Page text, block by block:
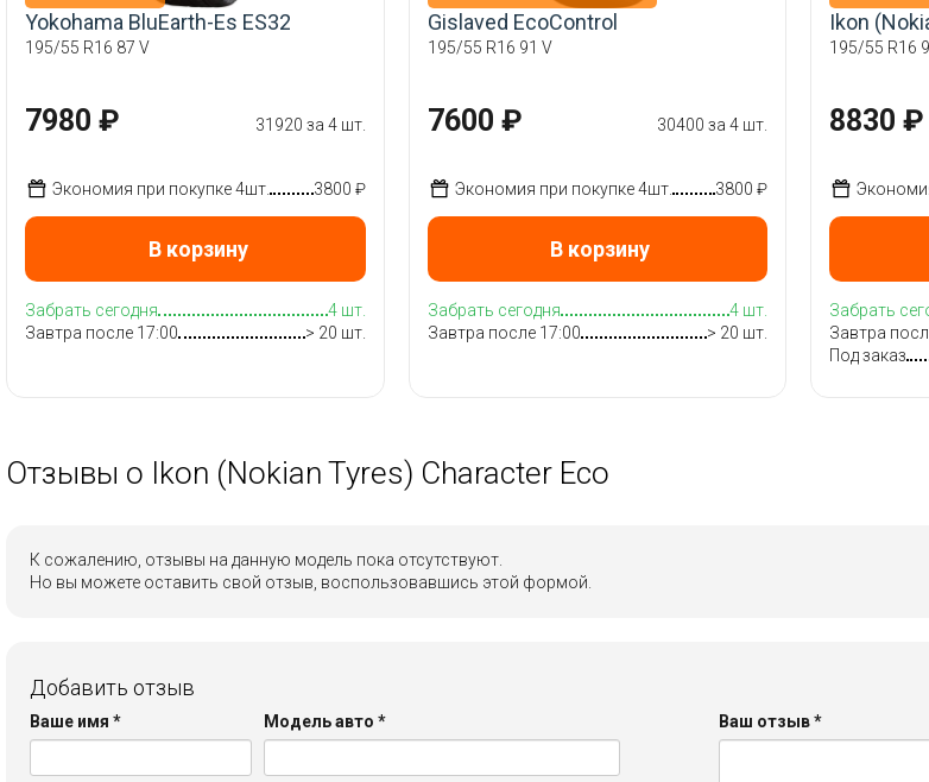
Yokohama BluEarth-Es ES32
195/55 R16 87 V
7980 ₽ 31920 за 4 шт.
Экономия при покупке 4шт. 3800 ₽
В корзину
Забрать сегодня
4 шт.
Завтра после 17:00
> 20 шт.
Gislaved EcoControl
195/55 R16 91 V
7600 ₽ 30400 за 4 шт.
Экономия при покупке 4шт. 3800 ₽
В корзину
Забрать сегодня
4 шт.
Завтра после 17:00
> 20 шт.
Ikon
195/55 R16
8830 ₽
Забрать
Завтра
Под заказ
Отзывы о Ikon (Nokian Tyres) Character Eco
К сожалению, отзывы на данную модель пока отсутствуют.
Но вы можете оставить свой отзыв, воспользовавшись этой формой.
Добавить отзыв
Ваше имя * Модель авто* Ваш отзыв*